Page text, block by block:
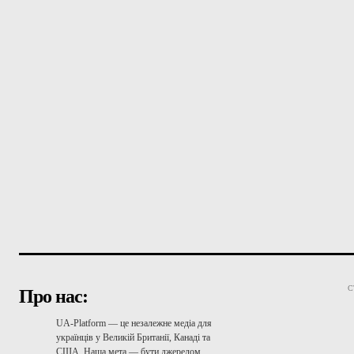
Про нас:
UA-Platform — це незалежне медіа для
українців у Великій Британії, Канаді та
США. Наша мета — бути джерелом